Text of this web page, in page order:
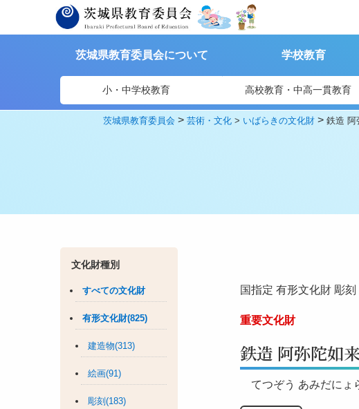
茨城県教育委員会について 学校教育
小・中学校教育 高校教育・中高一貫教育
茨城県教育委員会 >芸術・文化 > いばらきの文化財 >鉄造 阿
文化財種別
すべての文化財
有形文化財(825)
建造物(313)
絵画(91)
彫刻(183)
国指定 有形文化財 彫刻
重要文化財
鉄造 阿弥陀如
てつぞう あみだにょ